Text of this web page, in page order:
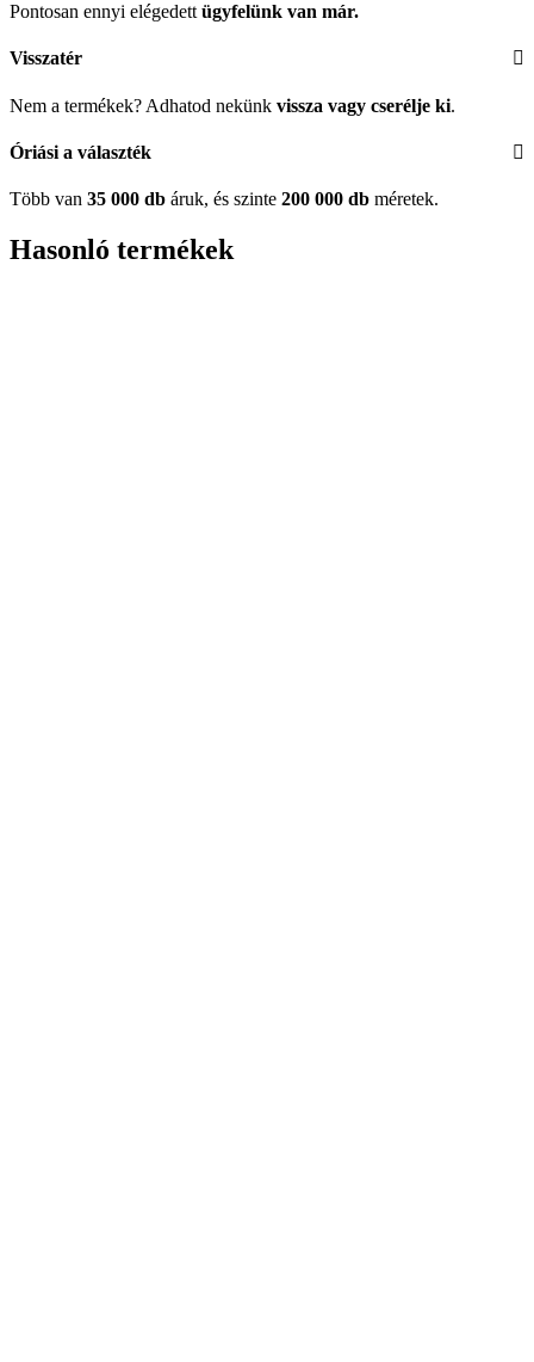
Pontosan ennyi elégedett ügyfelünk van már.
Visszatér
Nem a termékek? Adhatod nekünk vissza vagy cserélje ki.
Óriási a választék
Több van 35 000 db áruk, és szinte 200 000 db méretek.
Hasonló termékek